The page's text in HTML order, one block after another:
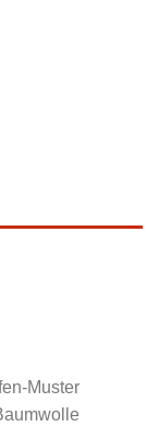
Muster